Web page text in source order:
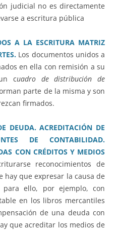
judicial no es directamente
a escritura pública
A LA ESCRITURA MATRIZ
Los documentos unidos a
en ella con remisión a su
cuadro de distribución de
parte de la misma y son
firmados.
DEUDA. ACREDITACIÓN DE
DE CONTABILIDAD.
CON CRÉDITOS Y MEDIOS
reconocimientos de
hay que expresar la causa de
ello, por ejemplo, con
en los libros mercantiles
de una deuda con
que acreditar los medios de